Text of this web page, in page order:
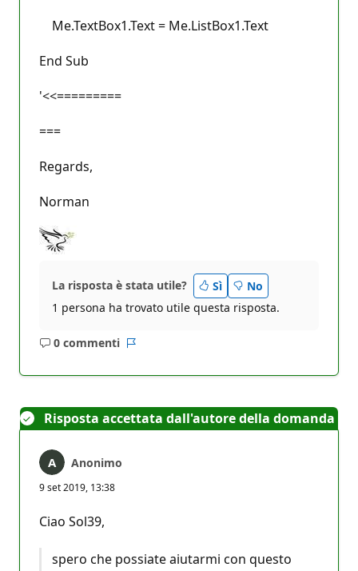
Me.TextBox1.Text = Me.ListBox1.Text
End Sub
'<<=========
===
Regards,
Norman
La risposta è stata utile? Sì
No
1 persona ha trovato utile questa risposta.
0 commenti
Nessun
Risposta accettata dall'autore della domanda
Anonimo
9 set 2019, 13:38
Ciao Sol39,
spero che possiate aiutarmi con questo